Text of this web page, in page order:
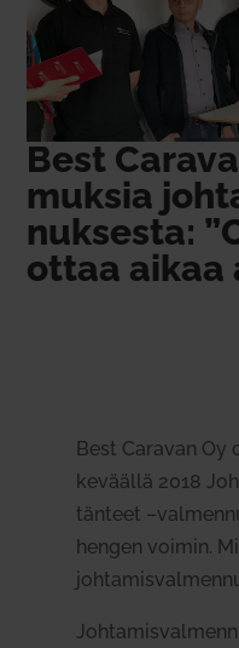
Best
muksia
nuk­sesta:
ottaa aikaa
Best Caravan
keväällä 2018
tänteet
hengen voimin.